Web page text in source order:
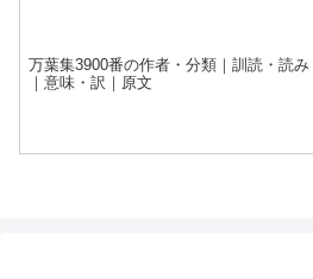
万葉集3900番の作者・分類｜訓読・読み
｜意味・訳｜原文